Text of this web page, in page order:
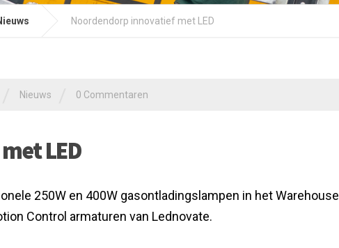
Noordendorp innovatief met LED
Nieuws 0 Commentaren
LED
250W en 400W gasontladingslampen in het Warehouse
Control armaturen van Lednovate.